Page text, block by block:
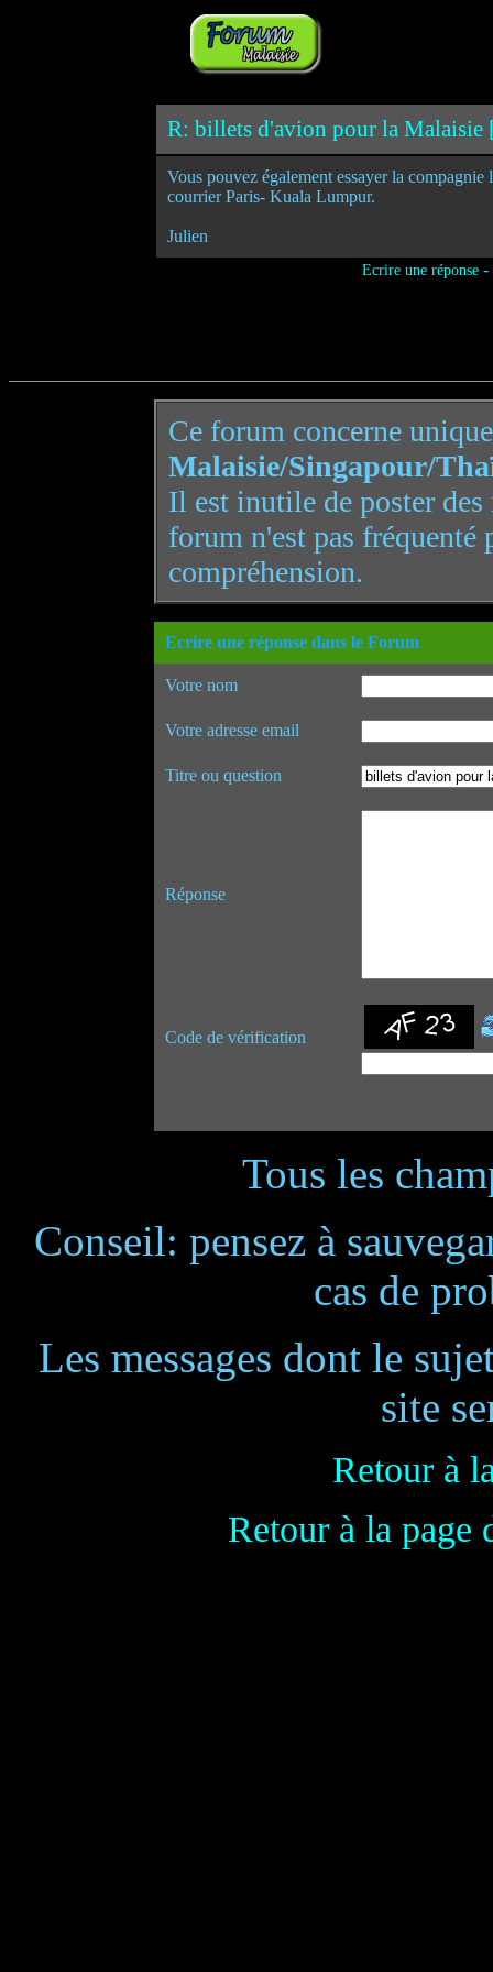
R: billets d'avion pour la Malaisie
Vous pouvez également essayer la
courrier Paris- Kuala Lumpur.
Julien
Ecrire une réponse-
Ce forum concerne
Malaisie/Singapour/
Il est inutile de poster
forum n'est pas
compréhension.
Ecrire une réponse dans le Forum
Votre nom
Votre adresse email
Titre ou question
Réponse
Code de vérification
Tous les
Conseil: pensez à
cas de
Les messages dont le
site
Retour à
Retour à la page